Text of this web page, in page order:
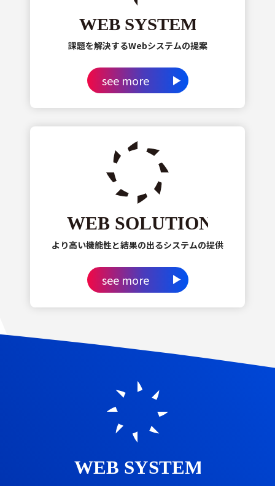
課題を解決するWebシステムの提案
see more
より高い機能性と結果の出るシステムの提供
see more